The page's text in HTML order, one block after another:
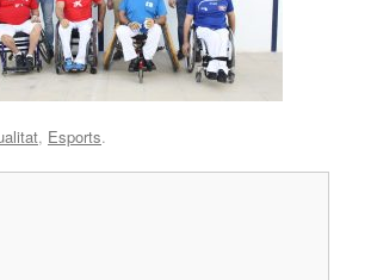
, Esports.